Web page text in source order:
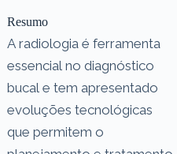
Resumo
A radiologia é ferramenta
essencial no diagnóstico
bucal e tem apresentado
evoluções tecnológicas
que permitem o